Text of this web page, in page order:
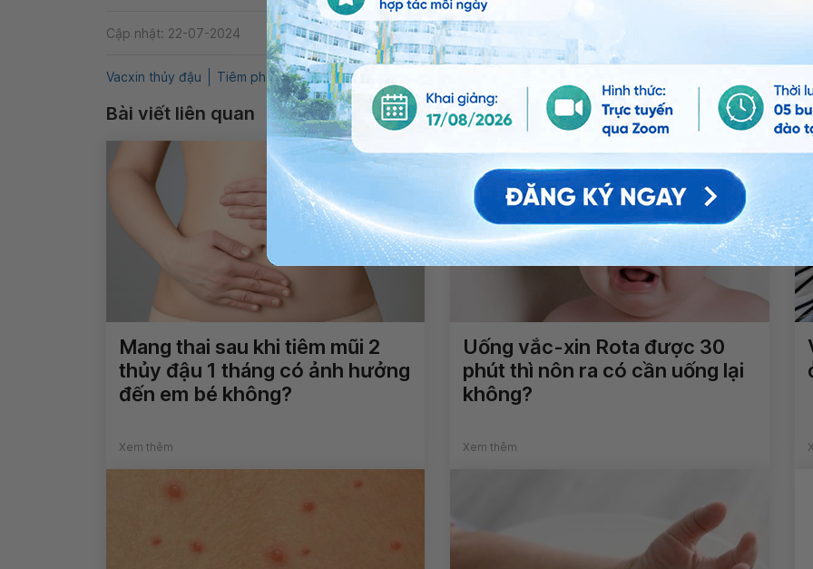
Cập nhật: 22-07-2024
Vacxin thủy đậu Tiêm phòng thủy đậu
Bài viết liên quan
Mang thai sau khi tiêm mũi 2
thủy đậu 1 tháng có ảnh hưởng
đến em bé không?
Xem thêm
Uống vắc-xin Rota được 30
phút thì nôn ra có cần uống lại
không?
Xem thêm